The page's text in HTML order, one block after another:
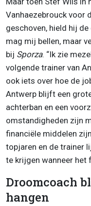
Vanhaezebrouck voor
geschoven, hield hij
mag mij bellen, maar
bij Sporza. “Ik zie
volgende trainer van
ook iets over hoe de
Antwerp blijft een
achterban en een
omstandigheden zijn
financiële middelen
topjaren en de trainer
te krijgen wanneer het
Droomcoach
hangen